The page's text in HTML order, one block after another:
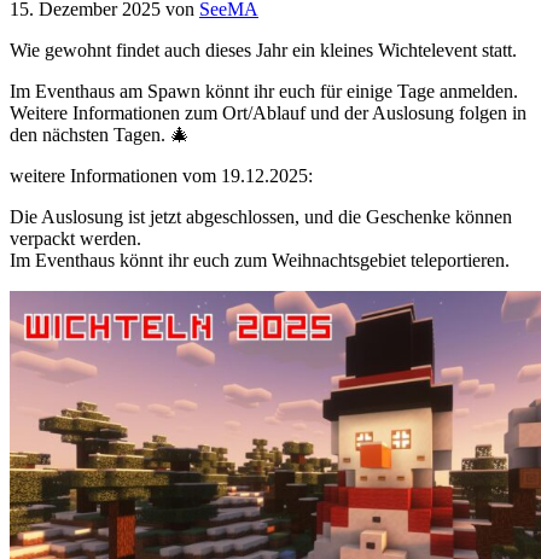
15. Dezember 2025 von SeeMA
Wie gewohnt findet auch dieses Jahr ein kleines Wichtelevent statt.
Im Eventhaus am Spawn könnt ihr euch für einige Tage anmelden.
Weitere Informationen zum Ort/Ablauf und der Auslosung folgen in
den nächsten Tagen. 🎄
weitere Informationen vom 19.12.2025:
Die Auslosung ist jetzt abgeschlossen, und die Geschenke können
verpackt werden.
Im Eventhaus könnt ihr euch zum Weihnachtsgebiet teleportieren.